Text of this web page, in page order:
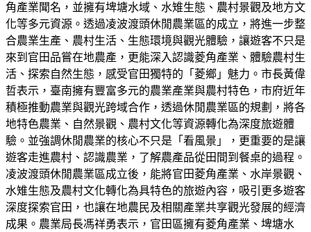
角產業聞名，並擁有埤塘水域、水雉生態、農村景觀及地方文
化等多元資源。透過凌波渡頭休閒農業區的成立，將進一步整
合農業生產、農村生活、生態環境與觀光體驗，讓遊客不只是
來到官田品嘗在地農產，更能深入認識菱角產業、體驗農村生
活、探索自然生態，感受官田獨特的「菱鄉」魅力。市長黃偉
哲表示，臺南擁有豐富多元的農業產業與農村特色，市府近年
積極推動農業與觀光跨域合作，透過休閒農業區的規劃，將各
地特色農業、自然景觀、農村文化等資源轉化為深度旅遊體
驗。並強調休閒農業的核心不只是「看風景」，更重要的是讓
遊客走進農村、認識農業，了解農產品從田間到餐桌的過程。
凌波渡頭休閒農業區成立後，能將官田菱角產業、水岸景觀、
水雉生態及農村文化轉化為具特色的旅遊內容，吸引更多遊客
深度探索官田，也讓在地農民及相關產業共享觀光發展的經濟
成果。農業局長馮祥勇表示，官田區擁有菱角產業、埤塘水